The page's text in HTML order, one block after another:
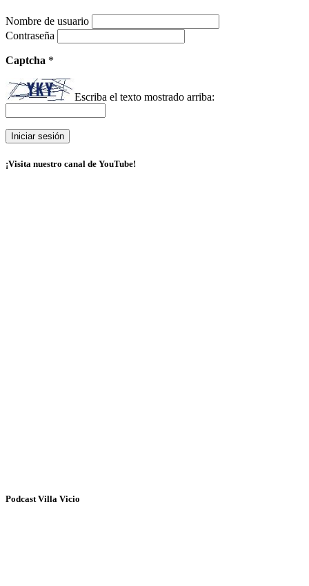
Nombre de usuario
Contraseña
Captcha *
Escriba el texto mostrado arriba:
¡Visita nuestro canal de YouTube!
Podcast Villa Vicio